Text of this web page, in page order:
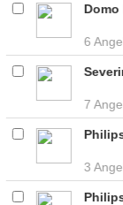
Domo
6
7
3